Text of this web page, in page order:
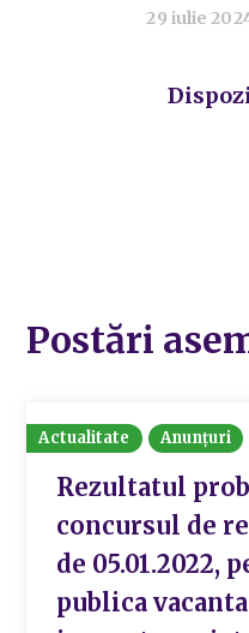
29 iulie
Postări
Actualitate Anunțuri
Rezultatul
concursul de
de 05.01.2022,
publica